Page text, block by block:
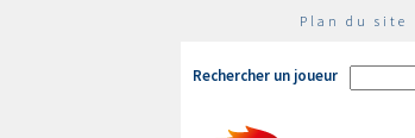
Plan du site
Rechercher un joueur